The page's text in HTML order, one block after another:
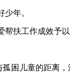
年。
帮扶工作成效予
孤困儿童的距离